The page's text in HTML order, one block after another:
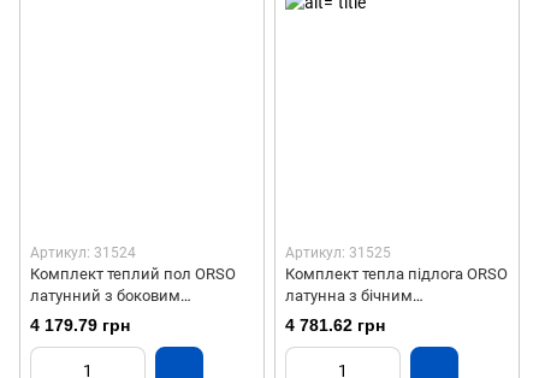
Артикул: 31524
Комплект теплий пол ORSO
латунний з боковим
підключенням на 3 виходи
4 179.79 грн
Артикул: 31525
Комплект тепла підлога ORSO
латунна з бічним
підключенням на 4 виходи
4 781.62 грн